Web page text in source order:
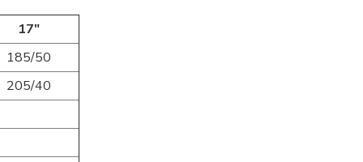
17"
185/50
205/40